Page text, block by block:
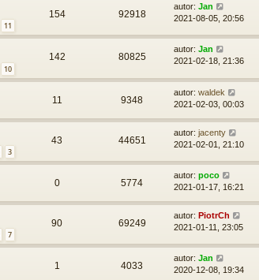
11
154 92918
autor: Jan
2021-08-05, 20:56
10
142 80825
autor: Jan
2021-02-18, 21:36
11 9348
autor: waldek
2021-02-03, 00:03
3
43 44651
autor: jacenty
2021-02-01, 21:10
0 5774
autor: poco
2021-01-17, 16:21
7
90 69249
autor: PiotrCh
2021-01-11, 23:05
1 4033
autor: Jan
2020-12-08, 19:34